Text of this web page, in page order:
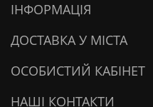
ІНФОРМАЦІЯ
ДОСТАВКА У МІСТА
ОСОБИСТИЙ КАБІНЕТ
НАШІ КОНТАКТИ